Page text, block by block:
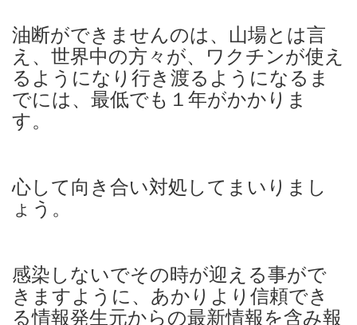
油断ができませんのは、山場とは言
え、世界中の方々が、ワクチンが使え
るようになり行き渡るようになるま
でには、最低でも１年がかかりま
す。
心して向き合い対処してまいりまし
ょう。
感染しないでその時が迎える事がで
きますように、あかりより信頼でき
る情報発生元からの最新情報を含み報